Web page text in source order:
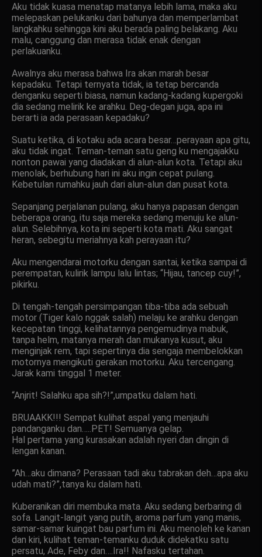
Aku tidak kuasa menatap matanya lebih lama, maka aku
melepaskan pelukanku dari bahunya dan memperlambat
langkahku sehingga kini aku berada paling belakang. Aku
malu, canggung dan merasa tidak enak dengan
perlakuanku.
Awalnya aku merasa bahwa Ira akan marah besar
kepadaku. Tetapi ternyata tidak, ia tetap bercanda
denganku seperti biasa, namun kadang-kadang kupergoki
dia sedang melirik ke arahku. Deg-degan juga, apa ini
berarti ia ada perasaan kepadaku?
Suatu ketika, di kotaku ada acara besar…perayaan apa gitu,
aku tidak ingat. Teman-teman satu geng ku mengajakku
nonton pawai yang diadakan di alun-alun kota. Tetapi aku
menolak, berhubung hari ini aku ingin cepat pulang.
Kebetulan rumahku jauh dari alun-alun dan pusat kota.
Sepanjang perjalanan pulang, aku hanya papasan dengan
beberapa orang, itu saja mereka sedang menuju ke alun-
alun. Selebihnya, kota ini seperti kota mati. Aku sangat
heran, sebegitu meriahnya kah perayaan itu?
Aku mengendarai motorku dengan santai, ketika sampai di
perempatan, kulirik lampu lalu lintas; “Hijau, tancep cuy!”,
pikirku.
Di tengah-tengah persimpangan tiba-tiba ada sebuah
motor (Tiger kalo nggak salah) melaju ke arahku dengan
kecepatan tinggi, kelihatannya pengemudinya mabuk,
tanpa helm, matanya merah dan mukanya kusut, aku
menginjak rem, tapi sepertinya dia sengaja membelokkan
motornya mengikuti gerakan motorku. Aku tercengang.
Jarak kami tinggal 1 meter.
“Anjrit! Salahku apa sih?!”,umpatku dalam hati.
BRUAAKK!!! Sempat kulihat aspal yang menjauhi
pandanganku dan…..PET! Semuanya gelap.
Hal pertama yang kurasakan adalah nyeri dan dingin di
lengan kanan.
”Ah…aku dimana? Perasaan tadi aku tabrakan deh…apa aku
udah mati?”,tanya ku dalam hati.
Kuberanikan diri membuka mata. Aku sedang berbaring di
sofa. Langit-langit yang putih, aroma parfum yang manis,
samar-samar kuingat bau parfum ini. Aku menoleh ke kanan
dan kiri, kulihat teman-temanku duduk didekatku satu
persatu, Ade, Feby dan….Ira!! Nafasku tertahan.